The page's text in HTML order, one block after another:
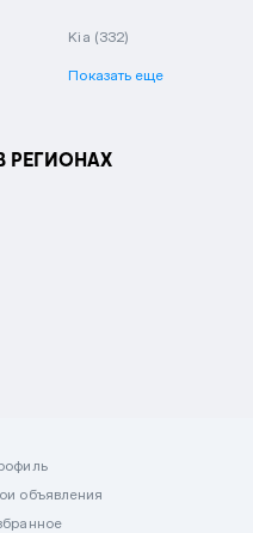
Kia (332)
Показать еще
РЕГИОНАХ
объявления